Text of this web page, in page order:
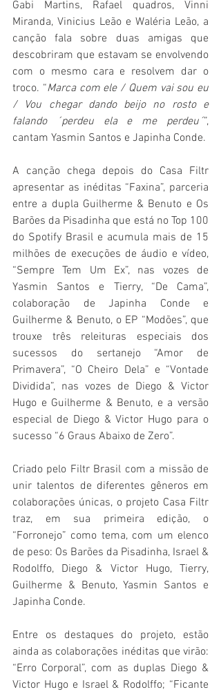
Gabi Martins, Rafael quadros, Vinni
Miranda, Vinicius Leão e Waléria Leão, a
canção fala sobre duas amigas que
descobriram que estavam se envolvendo
com o mesmo cara e resolvem dar o
troco. “Marca com ele / Quem vai sou eu
/ Vou chegar dando beijo no rosto e
falando ´perdeu ela e me perdeu´”,
cantam Yasmin Santos e Japinha Conde.
A canção chega depois do Casa Filtr
apresentar as inéditas “Faxina”, parceria
entre a dupla Guilherme & Benuto e Os
Barões da Pisadinha que está no Top 100
do Spotify Brasil e acumula mais de 15
milhões de execuções de áudio e vídeo,
“Sempre Tem Um Ex”, nas vozes de
Yasmin Santos e Tierry, “De Cama”,
colaboração de Japinha Conde e
Guilherme & Benuto, o EP “Modões”, que
trouxe três releituras especiais dos
sucessos do sertanejo “Amor de
Primavera”, “O Cheiro Dela” e “Vontade
Dividida”, nas vozes de Diego & Victor
Hugo e Guilherme & Benuto, e a versão
especial de Diego & Victor Hugo para o
sucesso “6 Graus Abaixo de Zero”.
Criado pelo Filtr Brasil com a missão de
unir talentos de diferentes gêneros em
colaborações únicas, o projeto Casa Filtr
traz, em sua primeira edição, o
“Forronejo” como tema, com um elenco
de peso: Os Barões da Pisadinha, Israel &
Rodolffo, Diego & Victor Hugo, Tierry,
Guilherme & Benuto, Yasmin Santos e
Japinha Conde.
Entre os destaques do projeto, estão
ainda as colaborações inéditas que virão:
“Erro Corporal”, com as duplas Diego &
Victor Hugo e Israel & Rodolffo; “Ficante